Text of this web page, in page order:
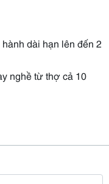
dài hạn lên đến 2
nghề từ thợ cả 10